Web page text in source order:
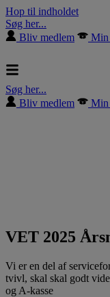
Hop til indholdet
Søg her...
Bliv medlem
Min
Søg her...
Bliv medlem
Min
VET 2025
Vi er en del af
tvivl, skal skal godt
og A-kasse